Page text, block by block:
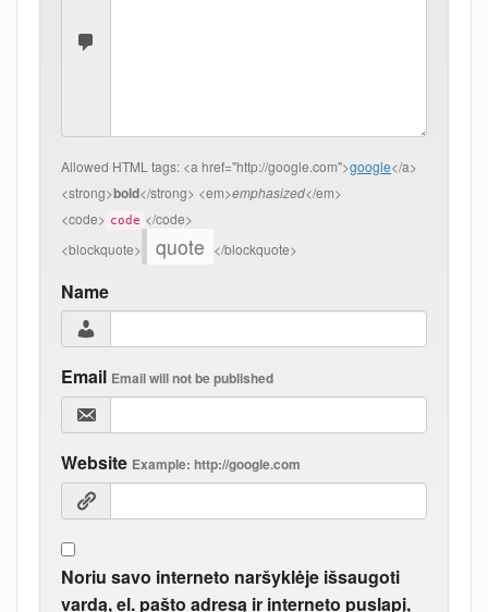
Allowed HTML tags: <a href="http://google.com">google</a>
<strong>bold</strong> <em>emphasized</em>
<code> code </code>
<blockquote>
quote </blockquote>
Name
Email Email will not be published
Website Example: http://google.com
Noriu savo interneto naršyklėje išsaugoti
vardą, el. pašto adresą ir interneto puslapį,